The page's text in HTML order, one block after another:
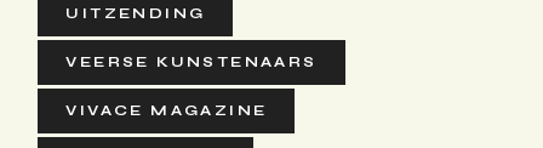
UITZENDING
VEERSE KUNSTENAARS
VIVACE MAGAZINE